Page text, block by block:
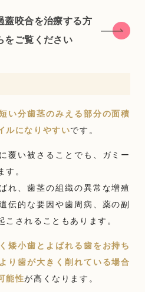
蓋咬合を治療する方
をご覧ください
い分歯茎のみえる部分の面積
ルになりやすいです。
覆い被さることでも、ガミー
す。
れ、歯茎の組織の異常な増殖
伝的な要因や歯周病、薬の副
されることもあります。
矮小歯とよばれる歯をお持ち
り歯が大きく削れている場合
能性が高くなります。